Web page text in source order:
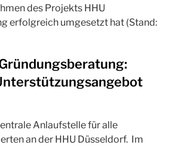
des Projekts HHU
erfolgreich umgesetzt hat (Stand:
Anlaufstelle für alle
an der HHU Düsseldorf. Im